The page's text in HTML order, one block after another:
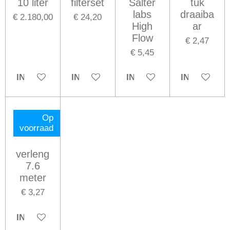
10 liter
€ 2.180,00
IN WINKELWAGEN
filterset
€ 24,20
IN WINKELWAGEN
Salter
labs
High
Flow
€ 5,45
IN WINKELWAGEN
tuk
draaiba
ar
€ 2,47
IN
Op
voorraad
verleng
7.6
meter
€ 3,27
IN WINKELWAGEN